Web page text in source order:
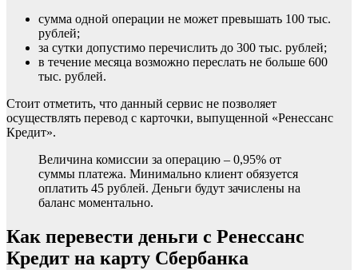
сумма одной операции не может превышать 100 тыс.
рублей;
за сутки допустимо перечислить до 300 тыс. рублей;
в течение месяца возможно переслать не больше 600
тыс. рублей.
Стоит отметить, что данный сервис не позволяет
осуществлять перевод с карточки, выпущенной «Ренессанс
Кредит».
Величина комиссии за операцию – 0,95% от
суммы платежа. Минимально клиент обязуется
оплатить 45 рублей. Деньги будут зачислены на
баланс моментально.
Как перевести деньги с Ренессанс
Кредит на карту Сбербанка